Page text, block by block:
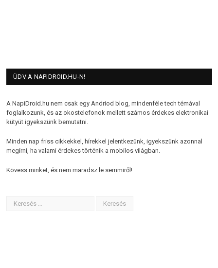
ÜDV A NAPIDROID.HU-N!
A NapiDroid.hu nem csak egy Andriod blog, mindenféle tech témával
foglalkozunk, és az okostelefonok mellett számos érdekes elektronikai
kütyüt igyekszünk bemutatni.
Minden nap friss cikkekkel, hírekkel jelentkezünk, igyekszünk azonnal
megírni, ha valami érdekes történik a mobilos világban.
Kövess minket, és nem maradsz le semmiről!